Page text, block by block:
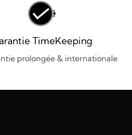
TimeKeeping
prolongée & internationale